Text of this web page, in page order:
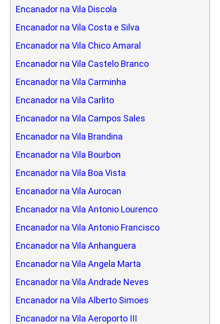
Encanador na Vila Discola
Encanador na Vila Costa e Silva
Encanador na Vila Chico Amaral
Encanador na Vila Castelo Branco
Encanador na Vila Carminha
Encanador na Vila Carlito
Encanador na Vila Campos Sales
Encanador na Vila Brandina
Encanador na Vila Bourbon
Encanador na Vila Boa Vista
Encanador na Vila Aurocan
Encanador na Vila Antonio Lourenco
Encanador na Vila Antonio Francisco
Encanador na Vila Anhanguera
Encanador na Vila Angela Marta
Encanador na Vila Andrade Neves
Encanador na Vila Alberto Simoes
Encanador na Vila Aeroporto III